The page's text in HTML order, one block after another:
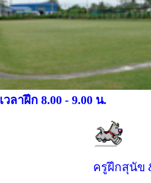
เวลาฝึก 8.00 - 9.00 น.
ครูฝึกสุนัข